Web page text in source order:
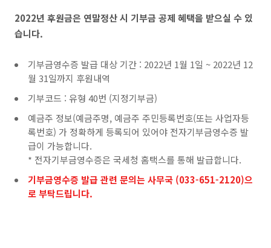
2022년 후원금은 연말정산 시 기부금 공제 혜택을 받으실 수 있
습니다.
기부금영수증 발급 대상 기간 : 2022년 1월 1일 ~ 2022년 12
월 31일까지 후원내역
기부코드 : 유형 40번 (지정기부금)
예금주 정보(예금주명, 예금주 주민등록번호(또는 사업자등
록번호) 가 정확하게 등록되어 있어야 전자기부금영수증 발
급이 가능합니다.
* 전자기부금영수증은 국세청 홈택스를 통해 발급합니다.
기부금영수증 발급 관련 문의는 사무국 (033-651-2120)으
로 부탁드립니다.